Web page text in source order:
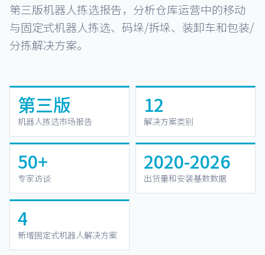
第三版机器人拣选报告，分析仓库运营中的移动
与固定式机器人拣选、码垛/拆垛、装卸车和包装/
分拣解决方案。
第三版
机器人拣选市场报告
12
解决方案类别
50+
专家访谈
2020-2026
出货量和安装基数数据
4
新增固定式机器人解决方案